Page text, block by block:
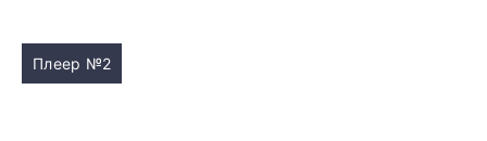
Плеер №2